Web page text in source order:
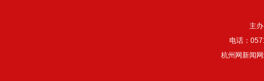
主
电话：
杭州网新闻